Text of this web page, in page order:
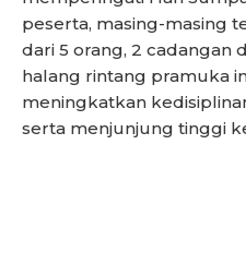
peserta, masing-masing
dari 5 orang, 2 cadangan
halang rintang pramuka
meningkatkan
serta menjunjung tinggi